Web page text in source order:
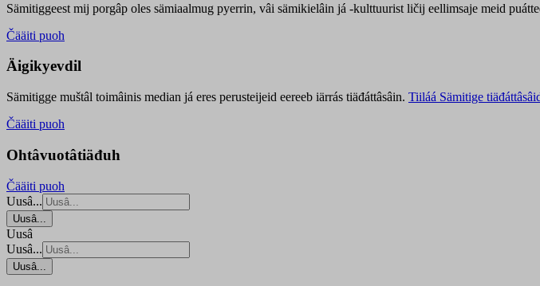
Sämitiggeest mij porgâp oles sämiaalmug pyerrin, vâi sämikielâin já -kulttuurist ličij eellimsaje meid
Čääiti puoh
Äigikyevdil
Sämitigge muštâl toimâinis median já eres perusteijeid eereeb iärrás tiäđáttâsâin. Tiiláá Sämitige
Čääiti puoh
Ohtâvuotâtiäđuh
Čääiti puoh
Uusâ...
Uusâ...
Uusâ
Uusâ...
Uusâ...